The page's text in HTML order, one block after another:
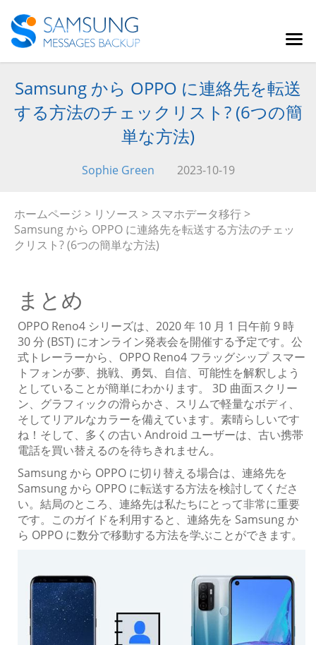
Samsung から OPPO に連絡先を転送
する方法のチェックリスト? (6つの簡
単な方法)
Sophie Green 2023-10-19
ホームページ > リソース > スマホデータ移行 >
Samsung から OPPO に連絡先を転送する方法のチェッ
クリスト? (6つの簡単な方法)
まとめ
OPPO Reno4 シリーズは、2020 年 10 月 1 日午前 9 時
30 分 (BST) にオンライン発表会を開催する予定です。公
式トレーラーから、OPPO Reno4 フラッグシップ スマー
トフォンが夢、挑戦、勇気、自信、可能性を解釈しよう
としていることが簡単にわかります。 3D 曲面スクリー
ン、グラフィックの滑らかさ、スリムで軽量なボディ、
そしてリアルなカラーを備えています。素晴らしいです
ね！そして、多くの古い Android ユーザーは、古い携帯
電話を買い替えるのを待ちきれません。
Samsung から OPPO に切り替える場合は、連絡先を
Samsung から OPPO に転送する方法を検討してくださ
い。結局のところ、連絡先は私たちにとって非常に重要
です。このガイドを利用すると、連絡先を Samsung か
ら OPPO に数分で移動する方法を学ぶことができます。